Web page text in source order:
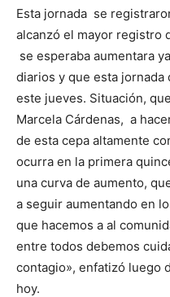
Esta jornada se
alcanzó el mayor registro
se esperaba aumentara
diarios y que esta
este jueves. Situación,
Marcela Cárdenas, a
de esta cepa altamente
ocurra en la primera
una curva de aumento,
a seguir aumentando en
que hacemos a al
entre todos debemos
contagio», enfatizó luego
hoy.